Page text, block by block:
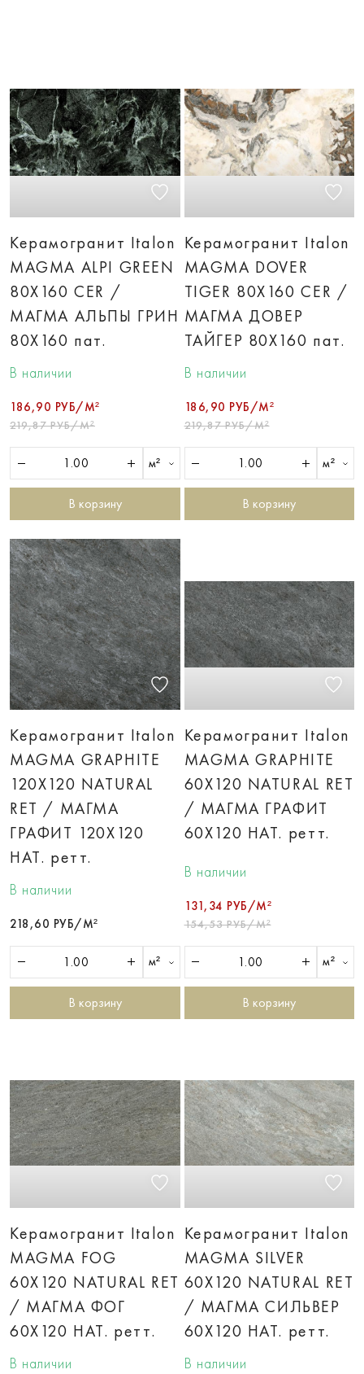
Керамогранит Italon
MAGMA ALPI GREEN
80X160 CER /
МАГМА АЛЬПЫ ГРИН
80X160 пат.
В наличии
186,90 РУБ/М²
219,87 РУБ/М²
м²
В корзину
Керамогранит Italon
MAGMA DOVER
TIGER 80X160 CER /
МАГМА ДОВЕР
ТАЙГЕР 80X160 пат.
В наличии
186,90 РУБ/М²
219,87 РУБ/М²
м²
В корзину
Керамогранит Italon
MAGMA GRAPHITE
120X120 NATURAL
RET / МАГМА
ГРАФИТ 120X120
НАТ. ретт.
В наличии
218,60 РУБ/М²
м²
В корзину
Керамогранит Italon
MAGMA GRAPHITE
60X120 NATURAL RET
/ МАГМА ГРАФИТ
60X120 НАТ. ретт.
В наличии
131,34 РУБ/М²
154,53 РУБ/М²
м²
В корзину
Керамогранит Italon
MAGMA FOG
60X120 NATURAL RET
/ МАГМА ФОГ
60X120 НАТ. ретт.
В наличии
Керамогранит Italon
MAGMA SILVER
60X120 NATURAL RET
/ МАГМА СИЛЬВЕР
60X120 НАТ. ретт.
В наличии